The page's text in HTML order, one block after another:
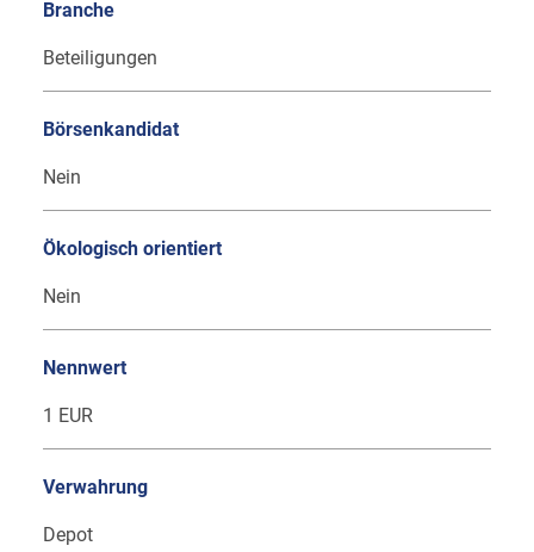
Branche
Beteiligungen
Börsenkandidat
Nein
Ökologisch orientiert
Nein
Nennwert
1 EUR
Verwahrung
Depot